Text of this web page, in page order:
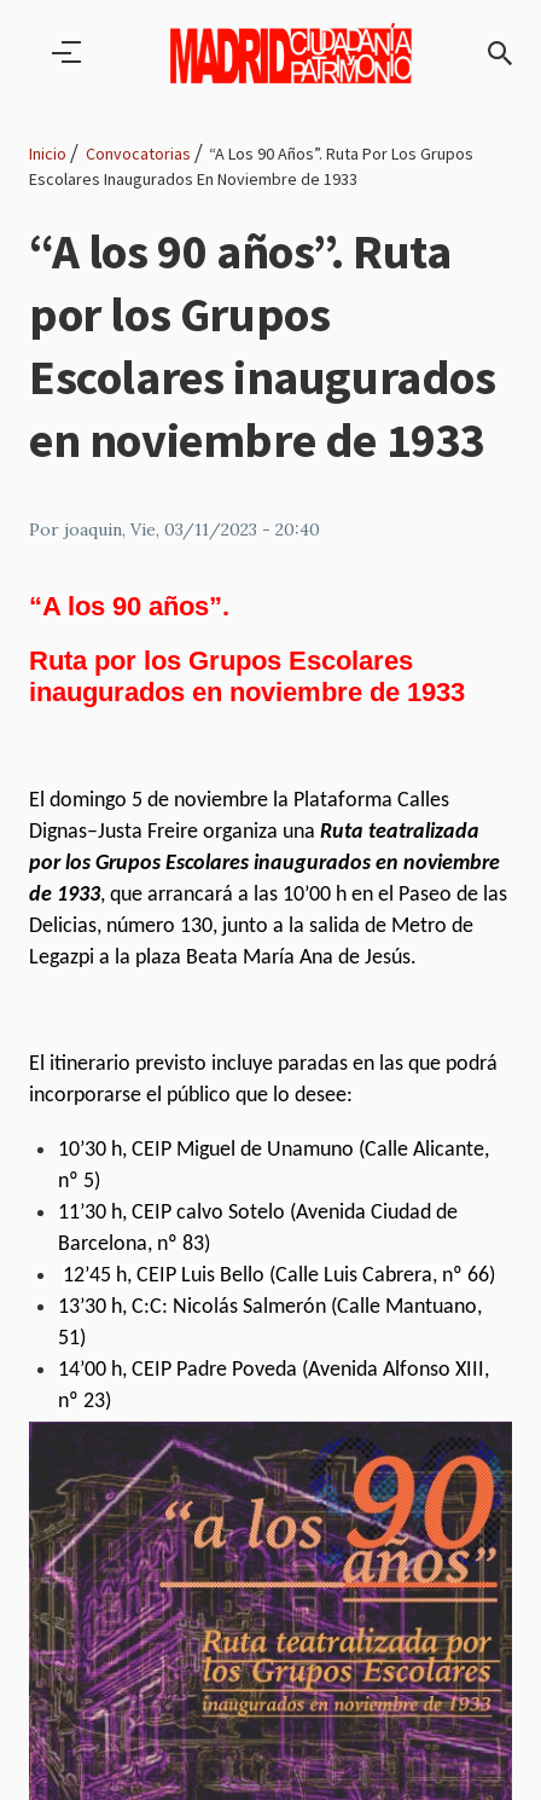
de
navegación
Inicio Convocatorias
“A Los 90 Años”. Ruta Por Los Grupos
Escolares Inaugurados En Noviembre de 1933
“A los 90 años”. Ruta
por los Grupos
Escolares inaugurados
en noviembre de 1933
Por joaquin, Vie, 03/11/2023 - 20:40
“A los 90 años”.
Ruta por los Grupos Escolares
inaugurados en noviembre de 1933
El domingo 5 de noviembre la Plataforma Calles
Dignas–Justa Freire organiza una Ruta teatralizada
por los Grupos Escolares inaugurados en noviembre
de 1933, que arrancará a las 10’00 h en el Paseo de las
Delicias, número 130, junto a la salida de Metro de
Legazpi a la plaza Beata María Ana de Jesús.
El itinerario previsto incluye paradas en las que podrá
incorporarse el público que lo desee:
10’30 h, CEIP Miguel de Unamuno (Calle Alicante,
nº 5)
11’30 h, CEIP calvo Sotelo (Avenida Ciudad de
Barcelona, nº 83)
12’45 h, CEIP Luis Bello (Calle Luis Cabrera, nº 66)
13’30 h, C:C: Nicolás Salmerón (Calle Mantuano,
51)
14’00 h, CEIP Padre Poveda (Avenida Alfonso XIII,
nº 23)